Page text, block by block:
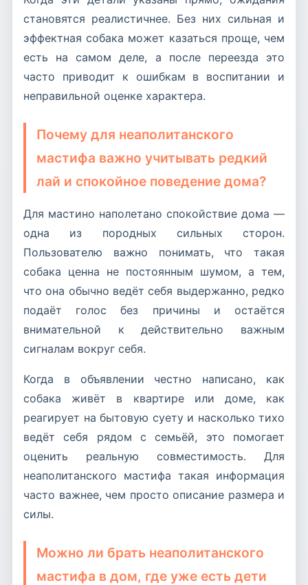
становятся реалистичнее. Без них сильная и
эффектная собака может казаться проще, чем
есть на самом деле, а после переезда это
часто приводит к ошибкам в воспитании и
неправильной оценке характера.
Почему для неаполитанского
мастифа важно учитывать редкий
лай и спокойное поведение дома?
Для мастино наполетано спокойствие дома —
одна из породных сильных сторон.
Пользователю важно понимать, что такая
собака ценна не постоянным шумом, а тем,
что она обычно ведёт себя выдержанно, редко
подаёт голос без причины и остаётся
внимательной к действительно важным
сигналам вокруг себя.
Когда в объявлении честно написано, как
собака живёт в квартире или доме, как
реагирует на бытовую суету и насколько тихо
ведёт себя рядом с семьёй, это помогает
оценить реальную совместимость. Для
неаполитанского мастифа такая информация
часто важнее, чем просто описание размера и
силы.
Можно ли брать неаполитанского
мастифа в дом, где уже есть дети